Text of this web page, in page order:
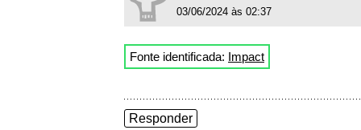
03/06/2024 às 02:37
Fonte identificada: Impact
Responder